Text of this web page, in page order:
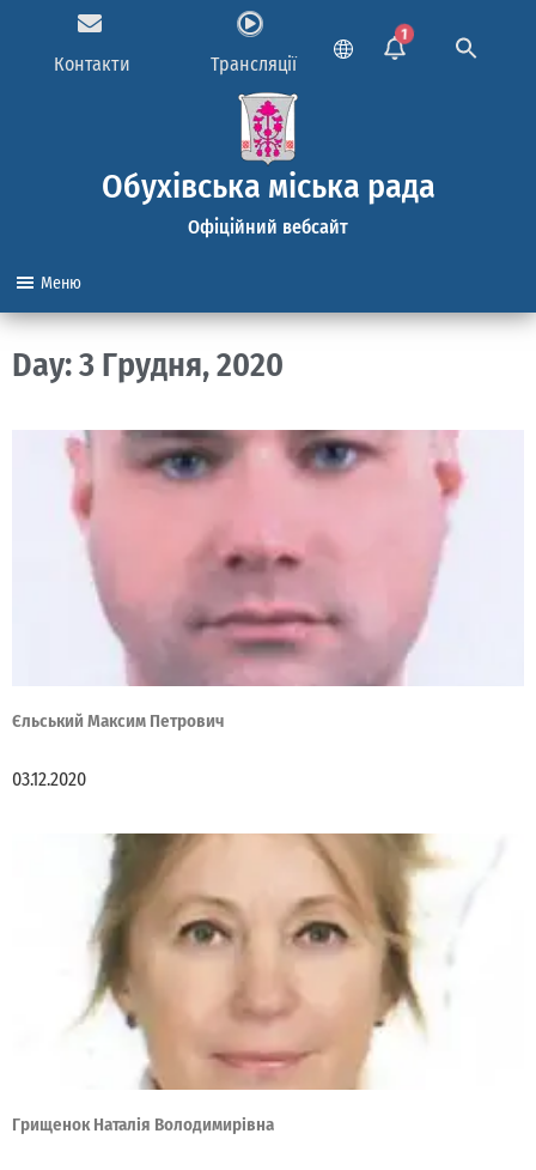
Контакти Трансляції
1
Обухівська міська рада
Офіційний вебсайт
Меню
Day: 3 Грудня, 2020
Єльський Максим Петрович
03.12.2020
Грищенок Наталія Володимирівна